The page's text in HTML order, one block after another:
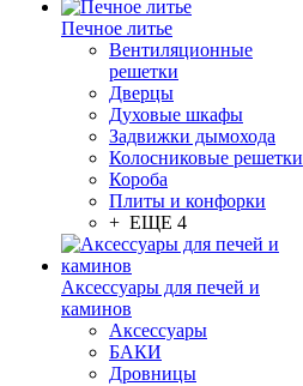
Печное литье
Вентиляционные
решетки
Дверцы
Духовые шкафы
Задвижки дымохода
Колосниковые решетки
Короба
Плиты и конфорки
+ ЕЩЕ 4
Аксессуары для печей и
каминов
Аксессуары
БАКИ
Дровницы